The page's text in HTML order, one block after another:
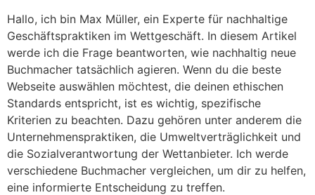
Hallo, ich bin Max Müller, ein Experte für nachhaltige
Geschäftspraktiken im Wettgeschäft. In diesem Artikel
werde ich die Frage beantworten, wie nachhaltig neue
Buchmacher tatsächlich agieren. Wenn du die beste
Webseite auswählen möchtest, die deinen ethischen
Standards entspricht, ist es wichtig, spezifische
Kriterien zu beachten. Dazu gehören unter anderem die
Unternehmenspraktiken, die Umweltverträglichkeit und
die Sozialverantwortung der Wettanbieter. Ich werde
verschiedene Buchmacher vergleichen, um dir zu helfen,
eine informierte Entscheidung zu treffen.